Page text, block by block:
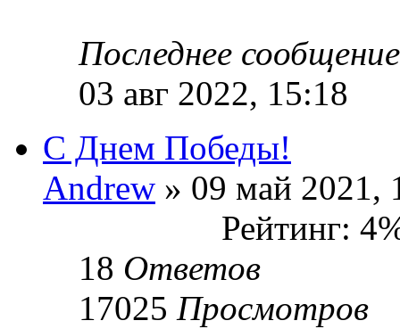
Последнее
03 авг 2022, 15:18
С Днем Победы!
Andrew » 09 май 2021,
Рейтинг:
18 Ответов
17025 Просмотров